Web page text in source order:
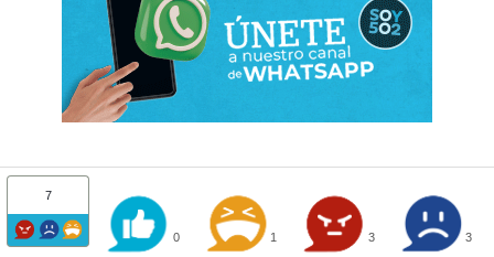
7
0 1 3 3